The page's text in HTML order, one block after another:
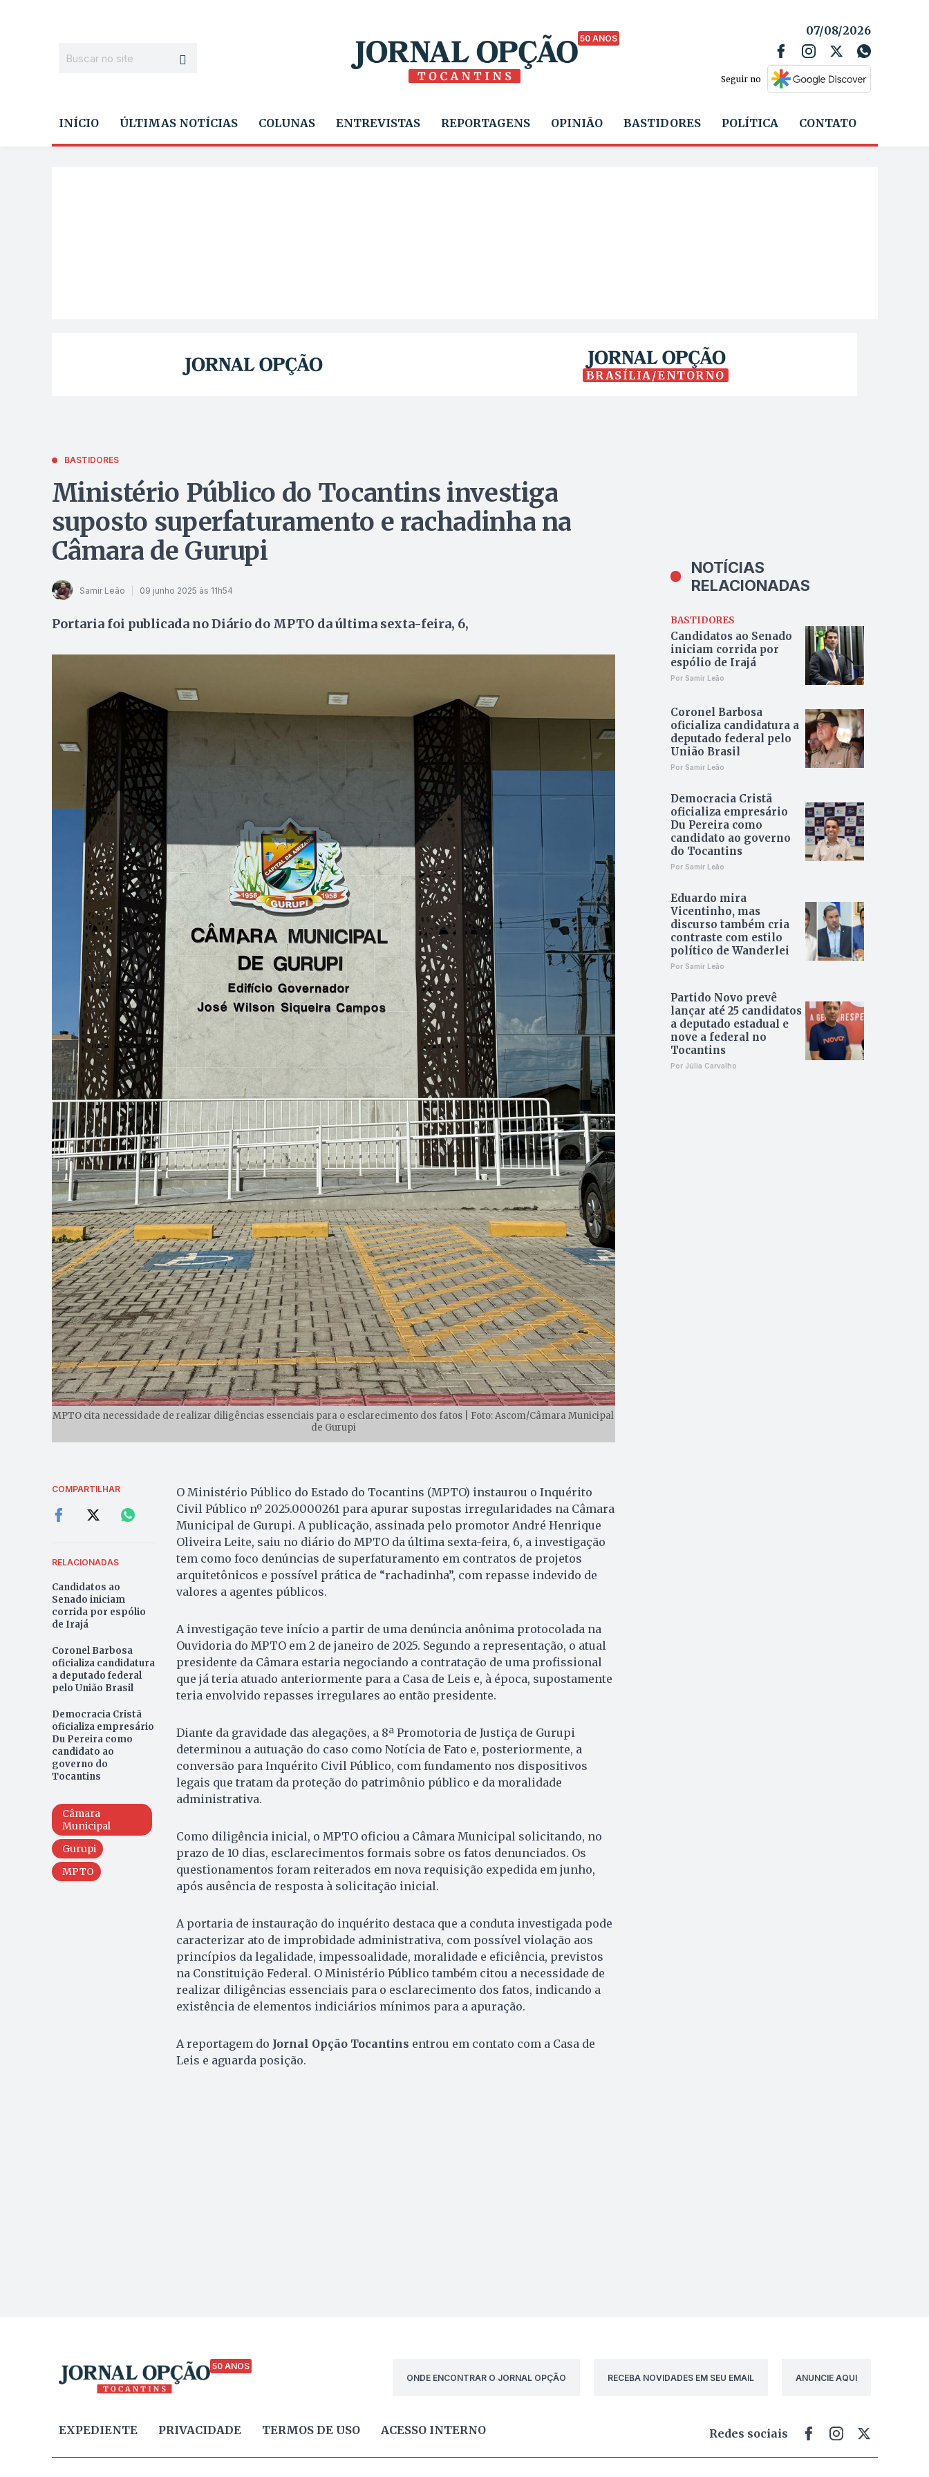
50 ANOS
07/08/2026
Seguir no
INÍCIO ÚLTIMAS NOTÍCIAS COLUNAS ENTREVISTAS REPORTAGENS OPINIÃO BASTIDORES POLÍTICA CONTATO
BRASÍLIA/ENTORNO
BASTIDORES
Ministério Público do Tocantins investiga
suposto superfaturamento e rachadinha na
Câmara de Gurupi
Samir Leão 09 junho 2025 às 11h54
Portaria foi publicada no Diário do MPTO da última sexta-feira, 6,
MPTO cita necessidade de realizar diligências essenciais para o esclarecimento dos fatos | Foto: Ascom/Câmara Municipal
de Gurupi
COMPARTILHAR
RELACIONADAS
Candidatos ao
Senado iniciam
corrida por espólio
de Irajá
Coronel Barbosa
oficializa candidatura
a deputado federal
pelo União Brasil
Democracia Cristã
oficializa empresário
Du Pereira como
candidato ao
governo do
Tocantins
Câmara
Municipal
Gurupi
MPTO
O Ministério Público do Estado do Tocantins (MPTO) instaurou o Inquérito
Civil Público nº 2025.0000261 para apurar supostas irregularidades na Câmara
Municipal de Gurupi. A publicação, assinada pelo promotor André Henrique
Oliveira Leite, saiu no diário do MPTO da última sexta-feira, 6, a investigação
tem como foco denúncias de superfaturamento em contratos de projetos
arquitetônicos e possível prática de “rachadinha”, com repasse indevido de
valores a agentes públicos.
A investigação teve início a partir de uma denúncia anônima protocolada na
Ouvidoria do MPTO em 2 de janeiro de 2025. Segundo a representação, o atual
presidente da Câmara estaria negociando a contratação de uma profissional
que já teria atuado anteriormente para a Casa de Leis e, à época, supostamente
teria envolvido repasses irregulares ao então presidente.
Diante da gravidade das alegações, a 8ª Promotoria de Justiça de Gurupi
determinou a autuação do caso como Notícia de Fato e, posteriormente, a
conversão para Inquérito Civil Público, com fundamento nos dispositivos
legais que tratam da proteção do patrimônio público e da moralidade
administrativa.
Como diligência inicial, o MPTO oficiou a Câmara Municipal solicitando, no
prazo de 10 dias, esclarecimentos formais sobre os fatos denunciados. Os
questionamentos foram reiterados em nova requisição expedida em junho,
após ausência de resposta à solicitação inicial.
A portaria de instauração do inquérito destaca que a conduta investigada pode
caracterizar ato de improbidade administrativa, com possível violação aos
princípios da legalidade, impessoalidade, moralidade e eficiência, previstos
na Constituição Federal. O Ministério Público também citou a necessidade de
realizar diligências essenciais para o esclarecimento dos fatos, indicando a
existência de elementos indiciários mínimos para a apuração.
A reportagem do Jornal Opção Tocantins entrou em contato com a Casa de
Leis e aguarda posição.
NOTÍCIAS
RELACIONADAS
BASTIDORES
Candidatos ao Senado
iniciam corrida por
espólio de Irajá
Por Samir Leão
Coronel Barbosa
oficializa candidatura a
deputado federal pelo
União Brasil
Por Samir Leão
Democracia Cristã
oficializa empresário
Du Pereira como
candidato ao governo
do Tocantins
Por Samir Leão
Eduardo mira
Vicentinho, mas
discurso também cria
contraste com estilo
político de Wanderlei
Por Samir Leão
Partido Novo prevê
lançar até 25 candidatos
a deputado estadual e
nove a federal no
Tocantins
Por Júlia Carvalho
50 ANOS
ONDE ENCONTRAR O JORNAL OPÇÃO
RECEBA NOVIDADES EM SEU EMAIL ANUNCIE AQUI
EXPEDIENTE PRIVACIDADE TERMOS DE USO ACESSO INTERNO Redes sociais